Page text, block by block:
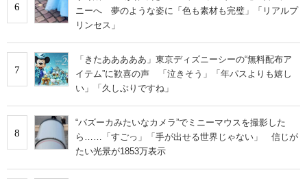
6
ニーへ 夢のような姿に「色も素材も完璧」「リアルプ
リンセス」
7
「きたあああああ」東京ディズニーシーの“無料配布ア
イテム”に歓喜の声 「泣きそう」「年パスよりも嬉し
い」「久しぶりですね」
8
“バズーカみたいなカメラ”でミニーマウスを撮影した
ら……「すごっ」「手が出せる世界じゃない」 信じが
たい光景が1853万表示